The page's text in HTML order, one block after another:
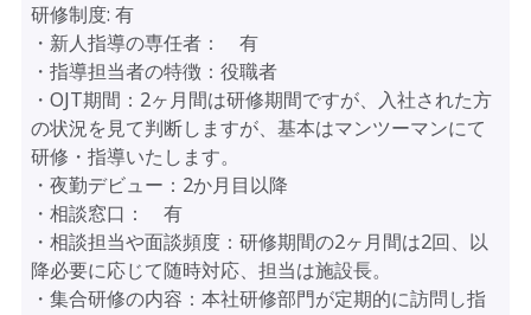
研修制度: 有
・新人指導の専任者： 有
・指導担当者の特徴：役職者
・OJT期間：2ヶ月間は研修期間ですが、入社された方
の状況を見て判断しますが、基本はマンツーマンにて
研修・指導いたします。
・夜勤デビュー：2か月目以降
・相談窓口： 有
・相談担当や面談頻度：研修期間の2ヶ月間は2回、以
降必要に応じて随時対応、担当は施設長。
・集合研修の内容：本社研修部門が定期的に訪問し指